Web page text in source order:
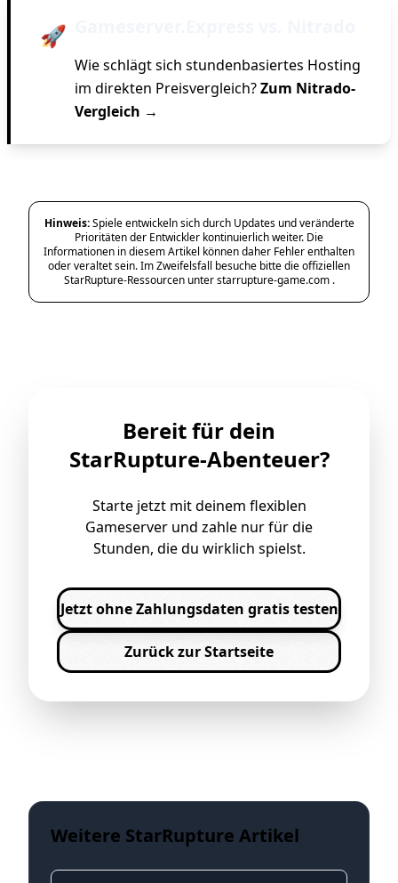
🚀
Wie schlägt sich stundenbasiertes Hosting
im direkten Preisvergleich?Zum Nitrado-
Vergleich →
Hinweis:Spiele entwickeln sich durch Updates und veränderte
Prioritäten der Entwickler kontinuierlich weiter. Die
Informationen in diesem Artikel können daher Fehler enthalten
oder veraltet sein. Im Zweifelsfall besuche bitte die offiziellen
StarRupture-Ressourcen unterstarrupture-game.com .
Bereit für dein
StarRupture-Abenteuer?
Starte jetzt mit deinem flexiblen
Gameserver und zahle nur für die
Stunden, die du wirklich spielst.
Jetzt ohne Zahlungsdaten gratis testen
Zurück zur Startseite
Weitere StarRupture Artikel